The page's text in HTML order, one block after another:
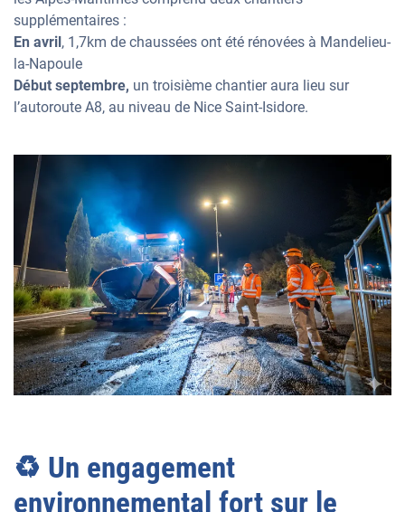
supplémentaires :
En avril, 1,7km de chaussées ont été rénovées à Mandelieu-
la-Napoule
Début septembre, un troisième chantier aura lieu sur
l’autoroute A8, au niveau de Nice Saint-Isidore.
♻ Un engagement
environnemental fort sur le